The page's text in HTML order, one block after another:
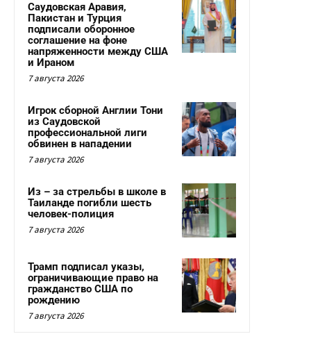
Саудовская Аравия,
Пакистан и Турция
подписали оборонное
соглашение на фоне
напряженности между США
и Ираном
7 августа 2026
Игрок сборной Англии Тони
из Саудовской
профессиональной лиги
обвинен в нападении
7 августа 2026
Из – за стрельбы в школе в
Таиланде погибли шесть
человек-полиция
7 августа 2026
Трамп подписал указы,
ограничивающие право на
гражданство США по
рождению
7 августа 2026